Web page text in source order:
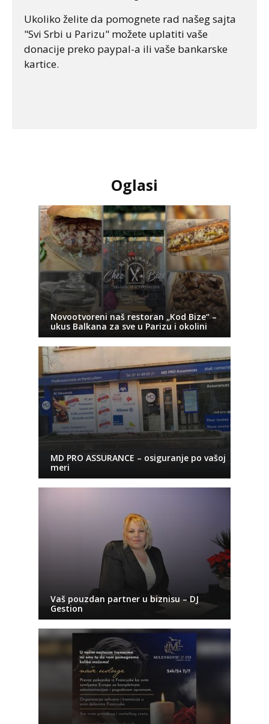
Ukoliko želite da pomognete rad našeg sajta
"Svi Srbi u Parizu" možete uplatiti vaše
donacije preko paypal-a ili vaše bankarske
kartice.
Oglasi
Novootvoreni naš restoran „Kod Bize“ –
ukus Balkana za sve u Parizu i okolini
MD PRO ASSURANCE – osiguranje po vašoj
meri
Vaš pouzdan partner u biznisu – DJ
Gestion